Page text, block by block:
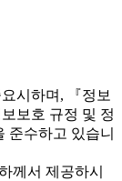
시하며, 『정보
보호 규정 및 정
준수하고 있습니
께서 제공하시